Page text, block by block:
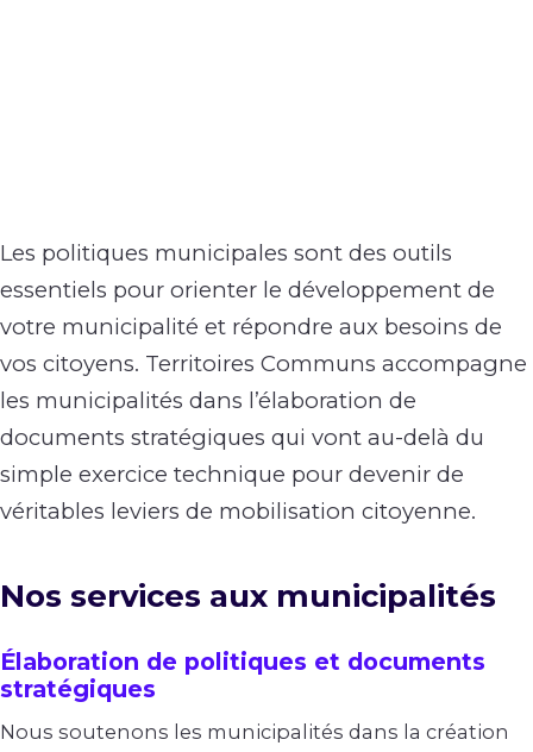
Les politiques municipales sont des outils
essentiels pour orienter le développement de
votre municipalité et répondre aux besoins de
vos citoyens. Territoires Communs accompagne
les municipalités dans l’élaboration de
documents stratégiques qui vont au-delà du
simple exercice technique pour devenir de
véritables leviers de mobilisation citoyenne.
Nos services aux municipalités
Élaboration de politiques et documents
stratégiques
Nous soutenons les municipalités dans la création